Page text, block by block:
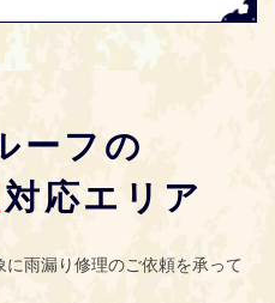
ーフの
対応エリア
雨漏り修理のご依頼を承って